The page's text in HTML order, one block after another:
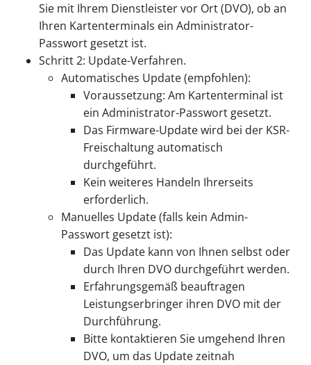
Sie mit Ihrem Dienstleister vor Ort (DVO), ob an
Ihren Kartenterminals ein Administrator-
Passwort gesetzt ist.
Schritt 2: Update-Verfahren.
Automatisches Update (empfohlen):
Voraussetzung: Am Kartenterminal ist
ein Administrator-Passwort gesetzt.
Das Firmware-Update wird bei der KSR-
Freischaltung automatisch
durchgeführt.
Kein weiteres Handeln Ihrerseits
erforderlich.
Manuelles Update (falls kein Admin-
Passwort gesetzt ist):
Das Update kann von Ihnen selbst oder
durch Ihren DVO durchgeführt werden.
Erfahrungsgemäß beauftragen
Leistungserbringer ihren DVO mit der
Durchführung.
Bitte kontaktieren Sie umgehend Ihren
DVO, um das Update zeitnah